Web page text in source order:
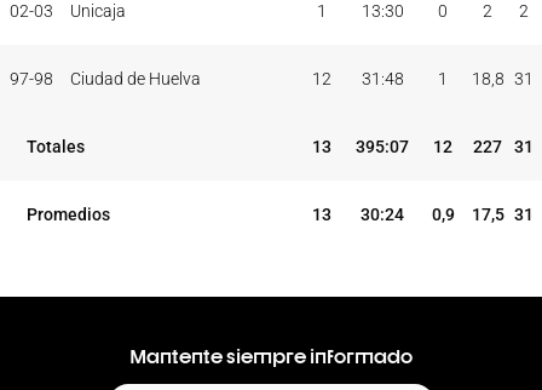
TEMP CLUB
PAR MIN
5I
PUNTOS
02-03 Unicaja 1 13:30 0 2 2
97-98 Ciudad de Huelva 12 31:48 1 18,8 31
Totales 13 395:07 12 227 31
Promedios 13 30:24 0,9 17,5 31
Mantente siempre informado